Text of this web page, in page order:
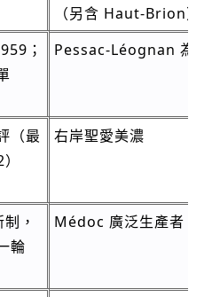
（另含 Haut-Brion）
；
Pessac-Léognan 為主
（最
右岸聖愛美濃
，
輪
Médoc 廣泛生產者